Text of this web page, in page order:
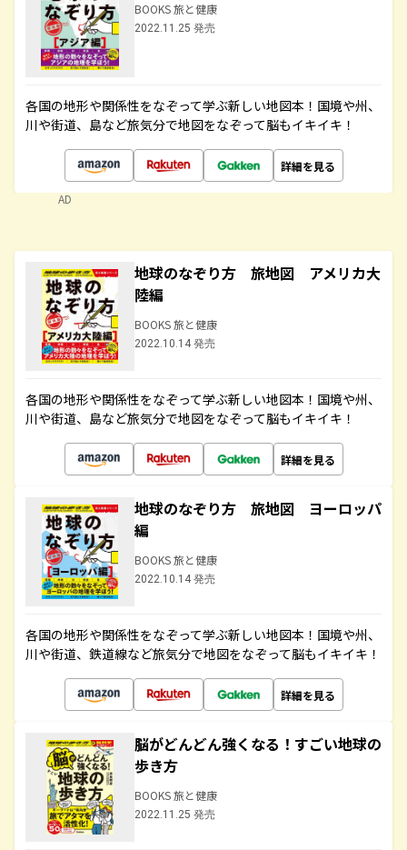
BOOKS 旅と健康
2022.11.25 発売
各国の地形や関係性をなぞって学ぶ新しい地図本！国境や州、
川や街道、島など旅気分で地図をなぞって脳もイキイキ！
詳細を見る
AD
地球のなぞり方 旅地図 アメリカ大
陸編
BOOKS 旅と健康
2022.10.14 発売
各国の地形や関係性をなぞって学ぶ新しい地図本！国境や州、
川や街道、島など旅気分で地図をなぞって脳もイキイキ！
詳細を見る
地球のなぞり方 旅地図 ヨーロッパ
編
BOOKS 旅と健康
2022.10.14 発売
各国の地形や関係性をなぞって学ぶ新しい地図本！国境や州、
川や街道、鉄道線など旅気分で地図をなぞって脳もイキイキ！
詳細を見る
脳がどんどん強くなる！すごい地球の
歩き方
BOOKS 旅と健康
2022.11.25 発売